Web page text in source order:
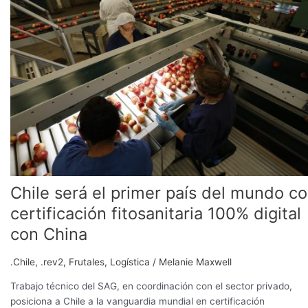
Chile será el primer país del mundo
certificación fitosanitaria 100% digital
con China
.Chile, .rev2, Frutales, Logística / Melanie Maxwell
Trabajo técnico del SAG, en coordinación con el sector privado,
posiciona a Chile a la vanguardia mundial en certificación
el
primer
país
del
mundo
con
certificación
fitosanitaria
100%
digital
con
China